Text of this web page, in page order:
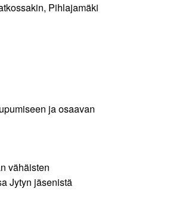
Pihlajamäki
ja osaavan
vähäisten
Jytyn jäsenistä